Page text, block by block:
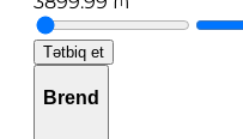
Tətbiq et
Brend